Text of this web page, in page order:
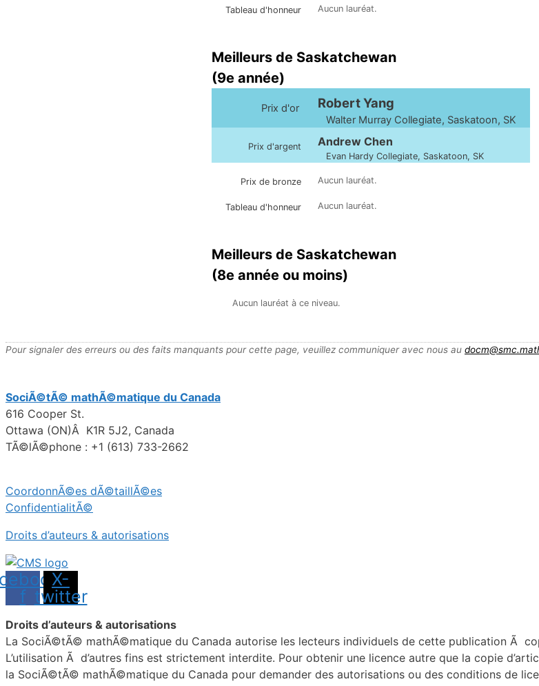
Tableau d'honneur Aucun lauréat.
Meilleurs de Saskatchewan
(9e année)
Prix d'or Robert Yang
Walter Murray Collegiate, Saskatoon, SK
Prix d'argent Andrew Chen
Evan Hardy Collegiate, Saskatoon, SK
Prix de bronze Aucun lauréat.
Tableau d'honneur Aucun lauréat.
Meilleurs de Saskatchewan
(8e année ou moins)
Aucun lauréat à ce niveau.
Pour signaler des erreurs ou des faits manquants pour cette page, veuillez communiquer avec nous au
SociÃ©tÃ© mathÃ©matique du Canada
616 Cooper St.
Ottawa (ON)Â K1R 5J2, Canada
TÃ©lÃ©phone : +1 (613) 733-2662
CoordonnÃ©es dÃ©taillÃ©es
ConfidentialitÃ©
Droits d’auteurs & autorisations
f
X-
twitter
Droits d’auteurs & autorisations
La SociÃ©tÃ© mathÃ©matique du Canada autorise les lecteurs individuels de cette publication Ã
L’utilisation Ã d’autres fins est strictement interdite. Pour obtenir une licence autre que la copie
la SociÃ©tÃ© mathÃ©matique du Canada pour demander des autorisations ou des conditions de